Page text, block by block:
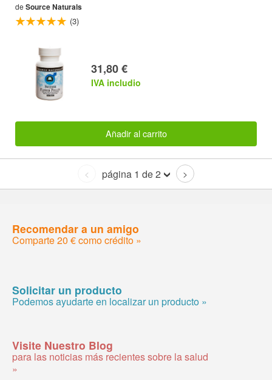
de Source Naturals
(3)
31,80 €
IVA includio
Añadir al carrito
< página 1 de 2 >
Recomendar a un amigo
Comparte 20 € como crédito »
Solicitar un producto
Podemos ayudarte en localizar un producto »
Visite Nuestro Blog
para las noticias más recientes sobre la salud
»